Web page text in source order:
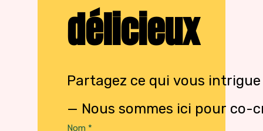
délicieux
Partagez ce qui vous intrigue
— Nous sommes ici pour co-
Nom *